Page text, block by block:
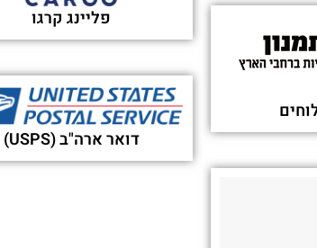
ליצור קשר עם שירות לקוחות גט דליברי?